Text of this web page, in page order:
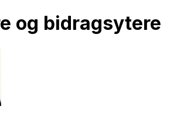
og bidragsytere